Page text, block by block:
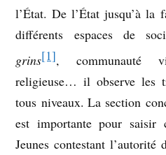
l’État. De l’État jusqu’à la
différents espaces de
grins[1], communauté
religieuse… il observe les
tous niveaux. La section
est importante pour saisir
Jeunes contestant